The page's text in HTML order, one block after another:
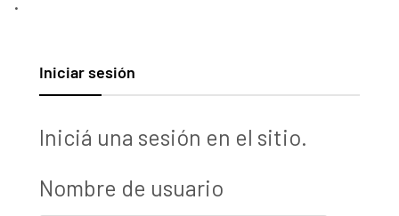
Iniciar sesión
Iniciá una sesión en el sitio.
Nombre de usuario